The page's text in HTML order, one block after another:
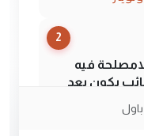
2
فيه
يكون بعد
باول